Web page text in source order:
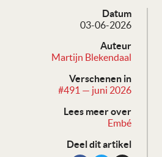
Datum
03-06-2026
Auteur
Martijn Blekendaal
Verschenen in
#491 — juni 2026
Lees meer over
Embé
Deel dit artikel